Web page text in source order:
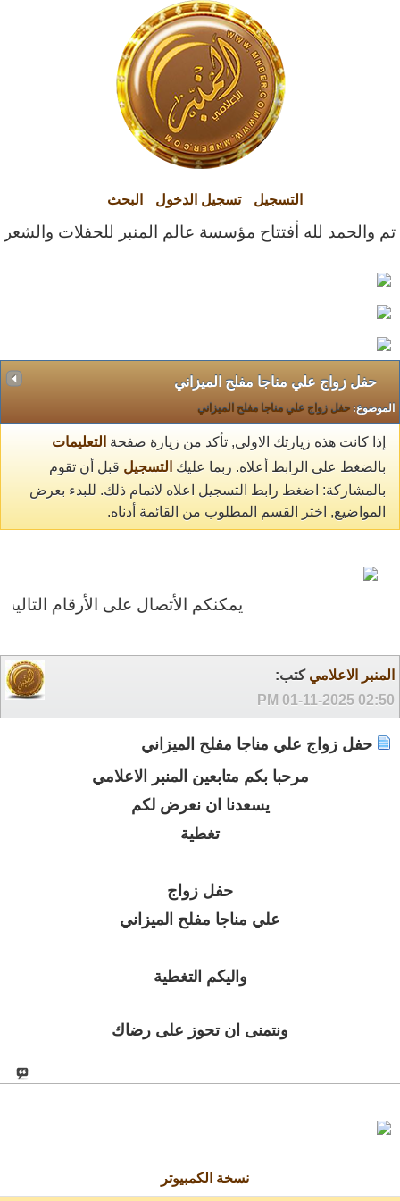
التسجيل تسجيل الدخول البحث
تم والحمد لله أفتتاح مؤسسة عالم المنبر للحفلات
حفل زواج علي مناجا مفلح الميزاني
الموضوع: حفل زواج علي مناجا مفلح الميزاني
إذا كانت هذه زيارتك الاولى, تأكد من زيارة صفحة التعليمات
بالضغط على الرابط أعلاه. ربما عليك التسجيل قبل أن تقوم
بالمشاركة: اضغط رابط التسجيل اعلاه لاتمام ذلك. للبدء بعرض
المواضيع, اختر القسم المطلوب من القائمة أدناه.
يمكنكم الأتصال على الأرقام التالية 0504662195 0545667069
المنبر الاعلامي كتب:
01-11-2025 02:50 PM
حفل زواج علي مناجا مفلح الميزاني
مرحبا بكم متابعين المنبر الاعلامي
يسعدنا ان نعرض لكم
تغطية
حفل زواج
علي مناجا مفلح الميزاني
واليكم التغطية
ونتمنى ان تحوز على رضاك
نسخة الكمبيوتر